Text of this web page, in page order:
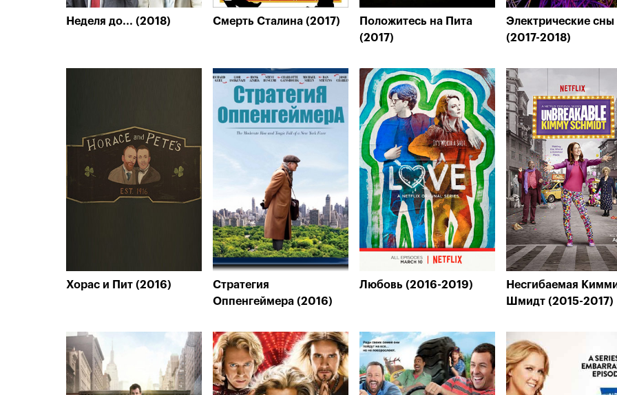
Неделя до... (2018) Смерть Сталина (2017)
Положитесь на Пита
(2017)
Электрические сны
(2017-2018)
Хорас и Пит (2016)
Стратегия
Оппенгеймера (2016)
Любовь (2016-2019)
Несгибаемая
Шмидт (2015-2017)